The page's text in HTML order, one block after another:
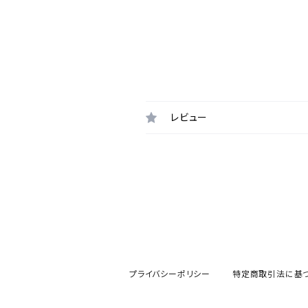
レビュー
プライバシーポリシー 特定商取引法に基